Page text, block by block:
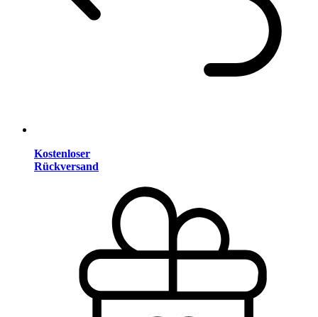
Kostenloser
Rückversand